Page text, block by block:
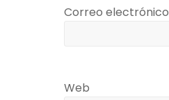
Correo
Web